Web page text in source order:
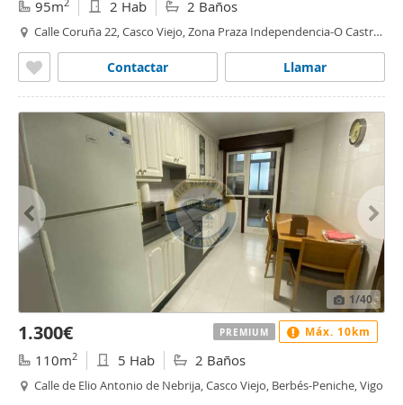
95m 2 Hab 2 Baños
Calle Coruña 22, Casco Viejo, Zona Praza Independencia-O Castro,
Llamar
Contactar
1/40
1.300€
110m2 5 Hab 2 Baños
Calle de Elio Antonio de Nebrija, Casco Viejo, Berbés-Peniche, Vigo
PREMIUM Máx. 10km